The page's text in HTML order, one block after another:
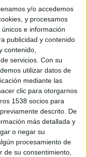
y/o accedemos
y procesamos
e información
publicidad y contenido
contenido,
servicios. Con su
utilizar datos de
mediante las
clic para otorgarnos
1538 socios para
descrito. De
más detallada y
o negar su
procesamiento de
de su consentimiento,
dotze del matí
i fins
dues